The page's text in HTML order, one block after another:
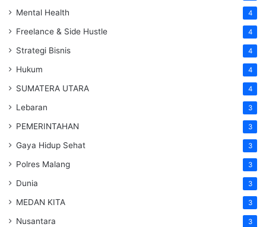
Mental Health 4
Freelance & Side Hustle 4
Strategi Bisnis 4
Hukum 4
SUMATERA UTARA 4
Lebaran 3
PEMERINTAHAN 3
Gaya Hidup Sehat 3
Polres Malang 3
Dunia 3
MEDAN KITA 3
Nusantara 3